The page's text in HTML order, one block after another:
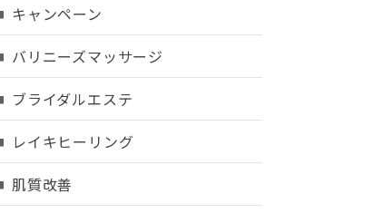
キャンペーン
バリニーズマッサージ
ブライダルエステ
レイキヒーリング
肌質改善